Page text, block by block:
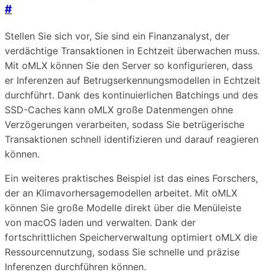
#
Stellen Sie sich vor, Sie sind ein Finanzanalyst, der
verdächtige Transaktionen in Echtzeit überwachen muss.
Mit oMLX können Sie den Server so konfigurieren, dass
er Inferenzen auf Betrugserkennungsmodellen in Echtzeit
durchführt. Dank des kontinuierlichen Batchings und des
SSD-Caches kann oMLX große Datenmengen ohne
Verzögerungen verarbeiten, sodass Sie betrügerische
Transaktionen schnell identifizieren und darauf reagieren
können.
Ein weiteres praktisches Beispiel ist das eines Forschers,
der an Klimavorhersagemodellen arbeitet. Mit oMLX
können Sie große Modelle direkt über die Menüleiste
von macOS laden und verwalten. Dank der
fortschrittlichen Speicherverwaltung optimiert oMLX die
Ressourcennutzung, sodass Sie schnelle und präzise
Inferenzen durchführen können.